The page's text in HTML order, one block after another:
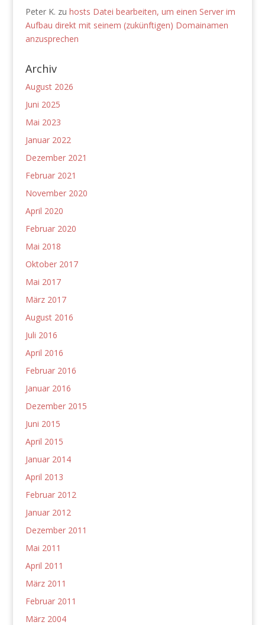
Peter K. zu hosts Datei bearbeiten, um einen Server im
Aufbau direkt mit seinem (zukünftigen) Domainamen
anzusprechen
Archiv
August 2026
Juni 2025
Mai 2023
Januar 2022
Dezember 2021
Februar 2021
November 2020
April 2020
Februar 2020
Mai 2018
Oktober 2017
Mai 2017
März 2017
August 2016
Juli 2016
April 2016
Februar 2016
Januar 2016
Dezember 2015
Juni 2015
April 2015
Januar 2014
April 2013
Februar 2012
Januar 2012
Dezember 2011
Mai 2011
April 2011
März 2011
Februar 2011
März 2004